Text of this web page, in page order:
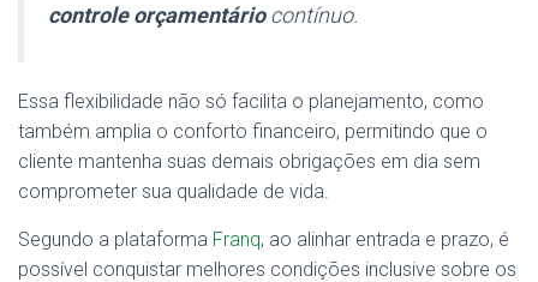
controle orçamentáriocontínuo.
Essa flexibilidade não só facilita o planejamento, como
também amplia o conforto financeiro, permitindo que o
cliente mantenha suas demais obrigações em dia sem
comprometer sua qualidade de vida.
Segundo a plataforma Franq, ao alinhar entrada e prazo, é
possível conquistar melhores condições inclusive sobre os